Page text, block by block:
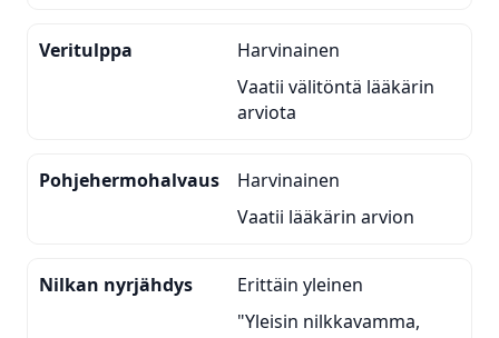
Veritulppa
Harvinainen
Vaatii välitöntä lääkärin
arviota
Pohjehermohalvaus
Harvinainen
Vaatii lääkärin arvion
Nilkan nyrjähdys
Erittäin yleinen
"Yleisin nilkkavamma,